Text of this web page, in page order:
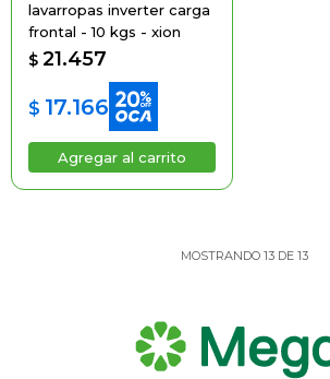
lavarropas inverter carga
frontal - 10 kgs - xion
$ 21.457
$ 17.166
MOSTRANDO 13DE 13